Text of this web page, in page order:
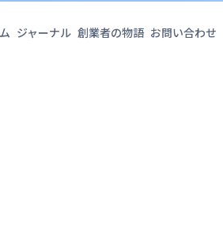
ジャーナル 創業者の物語 お問い合わせ